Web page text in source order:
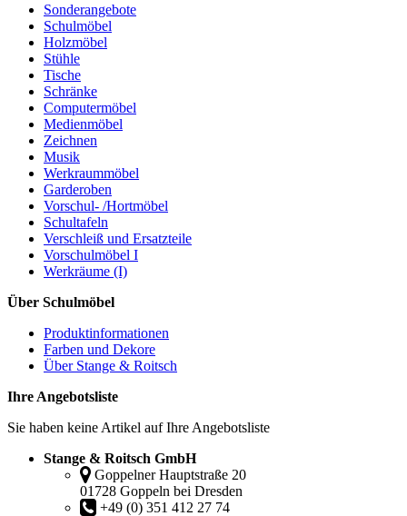
Sonderangebote
Schulmöbel
Holzmöbel
Stühle
Tische
Schränke
Computermöbel
Medienmöbel
Zeichnen
Musik
Werkraummöbel
Garderoben
Vorschul- /Hortmöbel
Schultafeln
Verschleiß und Ersatzteile
Vorschulmöbel I
Werkräume (I)
Über Schulmöbel
Produktinformationen
Farben und Dekore
Über Stange & Roitsch
Ihre Angebotsliste
Sie haben keine Artikel auf Ihre Angebotsliste
Stange & Roitsch GmbH
Goppelner Hauptstraße 20
01728 Goppeln bei Dresden
+49 (0) 351 412 27 74